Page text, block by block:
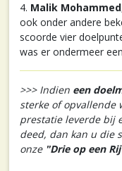
4. Malik Mohammed
ook onder andere
scoorde vier
was er ondermeer
>>> Indien een
sterke of opvallende
prestatie leverde bij
deed, dan kan u die
onze "Drie op een